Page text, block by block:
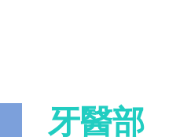
牙醫部